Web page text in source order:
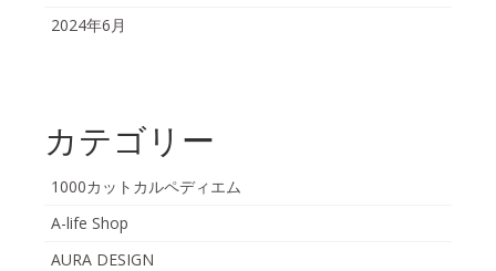
2024年6月
カテゴリー
1000カットカルペディエム
A-life Shop
AURA DESIGN